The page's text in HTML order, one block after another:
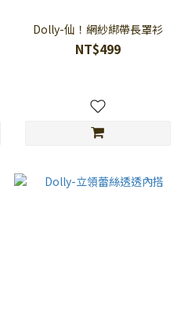
Dolly-仙！網紗綁帶長罩衫
NT$499